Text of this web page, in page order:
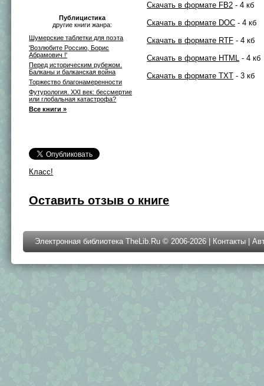
Публицистика
другие книги жанра:
Шумерские таблетки для поэта
'Возлюбите Россию, Борис
Абрамович !'
Перед историческим рубежом.
Балканы и балканская война
Торжество благонамеренности
Футурология. XXI век: бессмертие
или глобальная катастрофа?
Все книги »
Класс!
Скачать в формате FB2 - 4 кб
Скачать в формате DOC - 4 кб
Скачать в формате RTF - 4 кб
Скачать в формате HTML - 4 кб
Скачать в формате TXT - 3 кб
Оставить отзыв о книге
Электронная библиотека TheLib.Ru © 2006-2026 | Контакты |